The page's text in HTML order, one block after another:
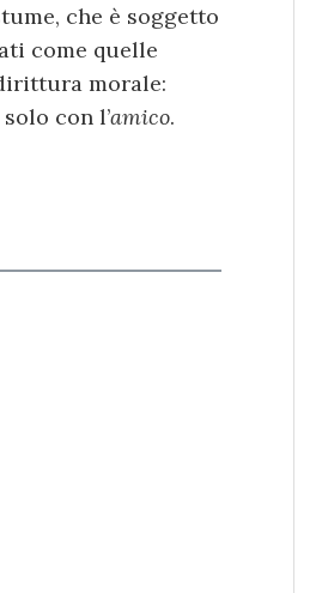
che è soggetto
come quelle
morale:
con l’amico.